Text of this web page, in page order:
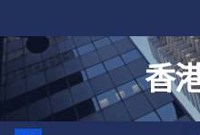
至
香